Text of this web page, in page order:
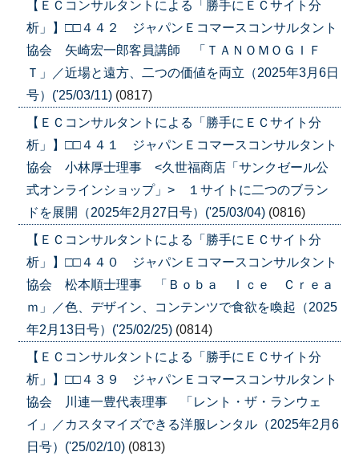
【ＥＣコンサルタントによる「勝手にＥＣサイト分
析」】□□４４２ ジャパンＥコマースコンサルタント
協会 矢崎宏一郎客員講師 「ＴＡＮＯＭＯＧＩＦ
Ｔ」／近場と遠方、二つの価値を両立（2025年3月6日
号）('25/03/11) (0817)
【ＥＣコンサルタントによる「勝手にＥＣサイト分
析」】□□４４１ ジャパンＥコマースコンサルタント
協会 小林厚士理事 <久世福商店「サンクゼール公
式オンラインショップ」> １サイトに二つのブラン
ドを展開（2025年2月27日号）('25/03/04) (0816)
【ＥＣコンサルタントによる「勝手にＥＣサイト分
析」】□□４４０ ジャパンＥコマースコンサルタント
協会 松本順士理事 「Ｂｏｂａ Ｉｃｅ Ｃｒｅａ
ｍ」／色、デザイン、コンテンツで食欲を喚起（2025
年2月13日号）('25/02/25) (0814)
【ＥＣコンサルタントによる「勝手にＥＣサイト分
析」】□□４３９ ジャパンＥコマースコンサルタント
協会 川連一豊代表理事 「レント・ザ・ランウェ
イ」／カスタマイズできる洋服レンタル（2025年2月6
日号）('25/02/10) (0813)